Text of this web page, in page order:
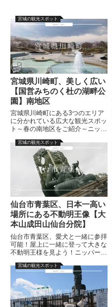
宮城の観光スポット
宮城県川崎町、美しく広い
【国営みちのく杜の湖畔公
園】南地区
宮城県川崎町にある3つのエリア
に分かれている広大な観光スポッ
ト～春の南地区をご紹介～ニッパ
る皆さまへ飼い主です今回は【国
営みちのく杜の湖畔公園】南地区
のご紹介です！桜が満開の頃に遊
びに来てみました！朝はにわか
宮城の観光スポット
仙台市青葉区、日本一高い
場所にある不動明王像【大
本山成田山仙台分院】
仙台市青葉区、愛犬と一緒に参拝
可能！屋上に一緒に登って大きな
不動明王様を見よう！ニッパーさ
さまへ飼い主です今回は【大本山
成田山仙台分院】のご紹介です！
成田山（なりたさん）とは、千葉
県成田市にある真言宗智山派の
大...
宮城の観光スポット